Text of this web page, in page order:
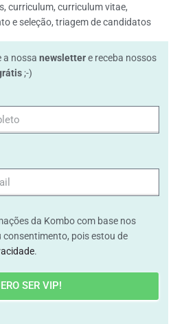
, curriculum, curriculum vitae,
e seleção, triagem de candidatos
a nossa newslettere receba nossos
;-)
da Kombo com base nos
consentimento, pois estou de
.
SER VIP!